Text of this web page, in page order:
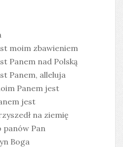
moim zbawieniem
Panem nad Polską
Panem, alleluja
Panem jest
jest
na ziemię
panów Pan
Boga